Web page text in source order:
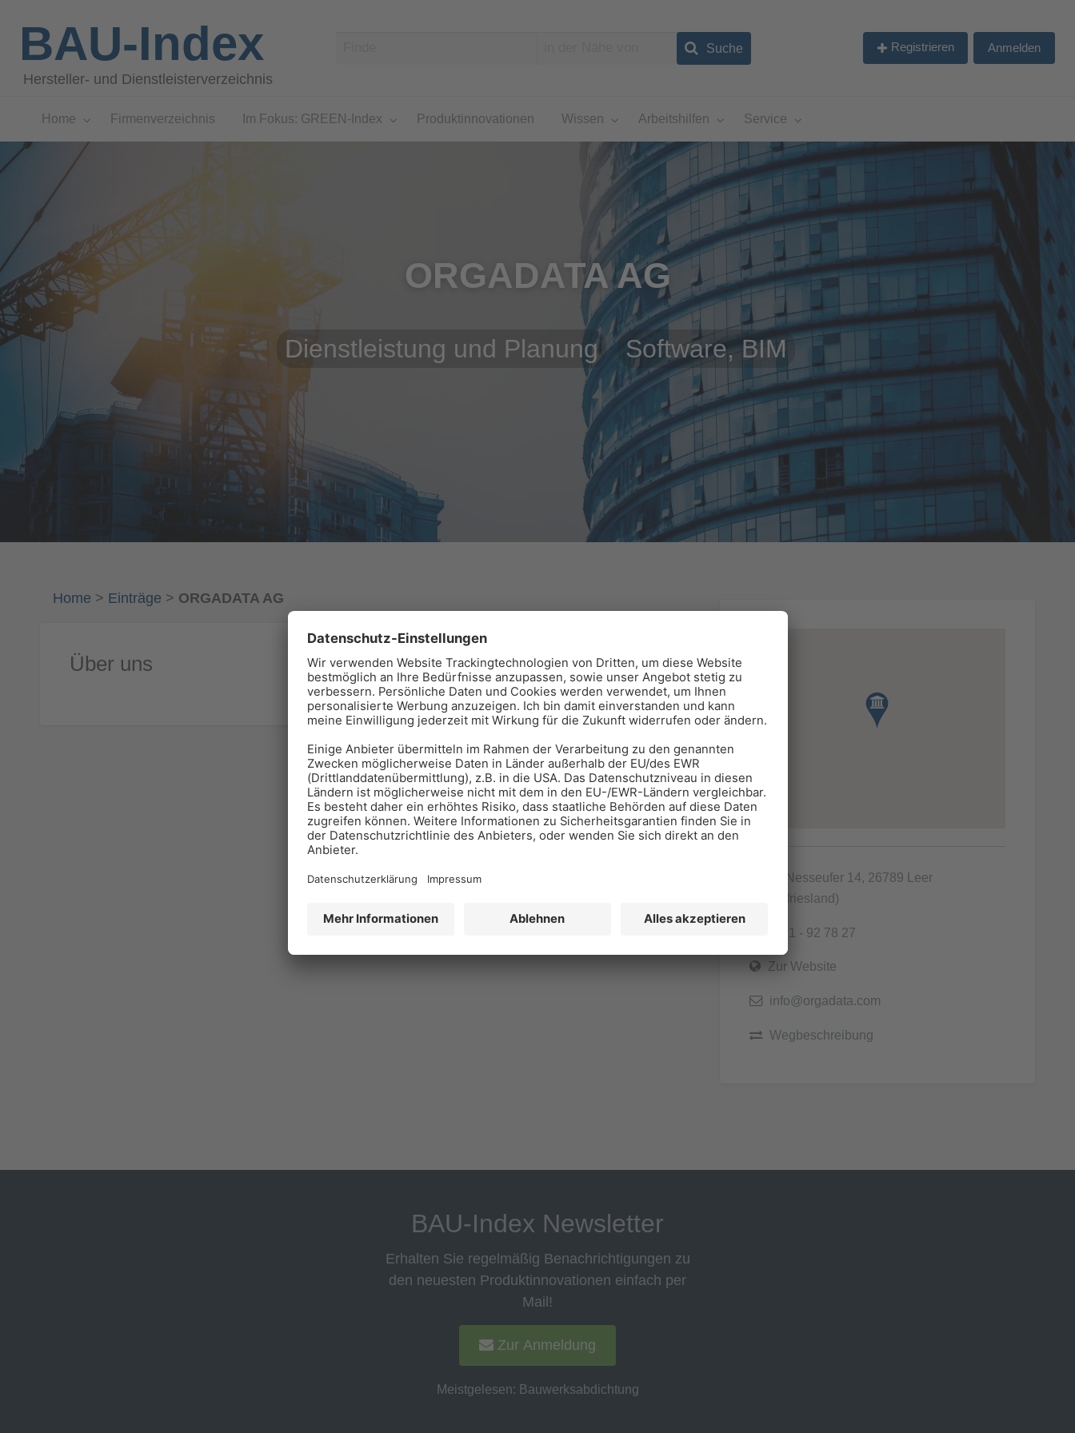
BAU-Index
Hersteller- und Dienstleisterverzeichnis
Registrieren Anmelden
Home Firmenverzeichnis Im Fokus: GREEN-Index Produktinnovationen Wissen Arbeitshilfen Service
ORGADATA AG
Dienstleistung und Planung Software, BIM
Home > Einträge > ORGADATA AG
Über uns
Am Nesseufer 14, 26789 Leer
(Ostfriesland)
0491 - 92 78 27
Zur Website
info@orgadata.com
Wegbeschreibung
BAU-Index Newsletter
Erhalten Sie regelmäßig Benachrichtigungen zu
den neuesten Produktinnovationen einfach per
Mail!
Zur Anmeldung
Meistgelesen: Bauwerksabdichtung